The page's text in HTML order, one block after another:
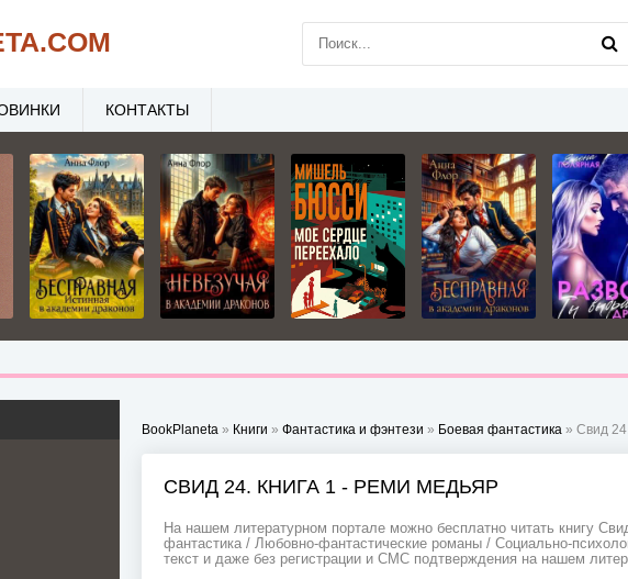
BookPlaneta » Книги » Фантастика и фэнтези » Боевая фантастика » Свид
СВИД 24. КНИГА 1 - РЕМИ МЕДЬЯР
На нашем литературном портале можно бесплатно читать книгу
фантастика / Любовно-фантастические романы / Социально-
текст и даже без регистрации и СМС подтверждения на нашем
.COM
КОНТАКТЫ